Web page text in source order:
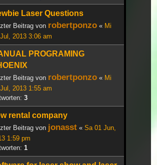
Laser Questions
Beitrag von robertponzo « Mi
2013 3:06 am
PROGRAMING
Beitrag von robertponzo « Mi
2013 1:55 am
3
rental company
Beitrag von jonasst « Sa 01 Jun,
1:59 pm
1